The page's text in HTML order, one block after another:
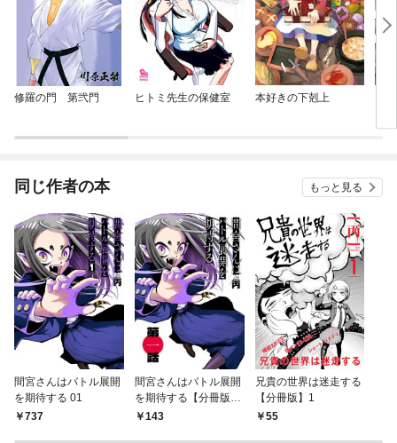
修羅の門 第弐門 ヒトミ先生の保健室 本好きの下剋上
同じ作者の本 もっと見る
間宮さんはバトル展開
を期待する 01
737
間宮さんはバトル展開
を期待する【分冊版】
1 143
兄貴の世界は迷走する
【分冊版】1
55